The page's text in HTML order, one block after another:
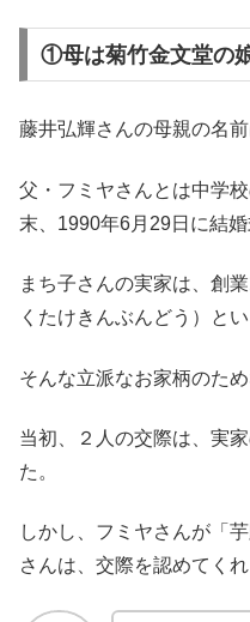
①母は菊竹金文堂の
藤井弘輝さんの母親の名前
父・フミヤさんとは中学
末、1990年6月29日に結婚
まち子さんの実家は、創
くたけきんぶんどう）と
そんな立派なお家柄のため
当初、２人の交際は、実
た。
しかし、フミヤさんが「
さんは、交際を認めてくれ